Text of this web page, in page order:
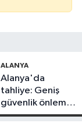
ALANYA
Alanya'da
tahliye: Geniş
güvenlik önlemi
alındı